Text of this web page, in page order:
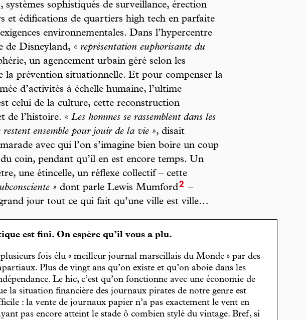
sophistiqués de surveillance, érection
et édifications de quartiers high tech en parfaite
environnementales. Dans l’hypercentre
de Disneyland, « représentation euphorisante du
un agencement urbain géré selon les
la prévention situationnelle. Et pour compenser la
d’activités à échelle humaine, l’ultime
celui de la culture, cette reconstruction
de l’histoire. « Les hommes se rassemblent dans les
ensemble pour jouir de la vie », disait
avec qui l’on s’imagine bien boire un coup
coin, pendant qu’il en est encore temps. Un
une étincelle, un réflexe collectif – cette
» dont parle Lewis Mumford2 –
jour tout ce qui fait qu’une ville est ville…
est fini. On espère qu’il vous a plu.
fois élu « meilleur journal marseillais du Monde » par des
Plus de vingt ans qu’on existe et qu’on aboie dans les
Le hic, c’est qu’on fonctionne avec une économie de
la situation financière des journaux pirates de notre genre est
: la vente de journaux papier n’a pas exactement le vent en
pas encore atteint le stade ô combien stylé du vintage. Bref, si